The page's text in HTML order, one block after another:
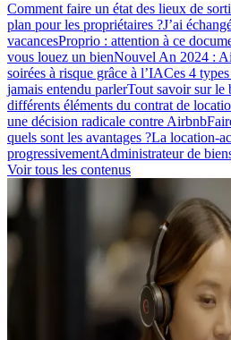
Comment faire un état des lieux de
plan pour les propriétaires ?J’ai
vacancesProprio : attention à ce
vous louez un bienNouvel An 2024 :
soirées à risque grâce à l’IACes 4
jamais entendu parlerTout savoir sur le
différents éléments du contrat de
une décision radicale contre Airbnb
quels sont les avantages ?La location-
progressivementAdministrateur de
Voir tous les contenus